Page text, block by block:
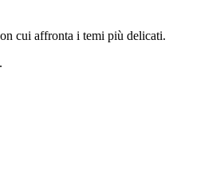
cui affronta i temi più delicati.